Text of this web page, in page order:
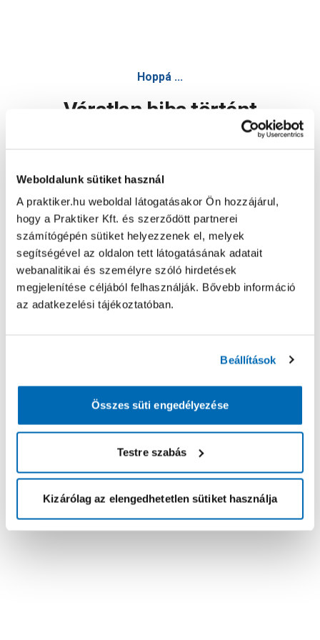
Weboldalunk sütiket használ
A praktiker.hu weboldal látogatásakor Ön hozzájárul,
hogy a Praktiker Kft. és szerződött partnerei
számítógépén sütiket helyezzenek el, melyek
segítségével az oldalon tett látogatásának adatait
webanalitikai és személyre szóló hirdetések
megjelenítése céljából felhasználják. Bővebb információ
az adatkezelési tájékoztatóban.
Beállítások
Összes süti engedélyezése
Testre szabás
Kizárólag az elengedhetetlen sütiket használja
Hoppá ...
Váratlan hiba történt
Oldal újratöltése